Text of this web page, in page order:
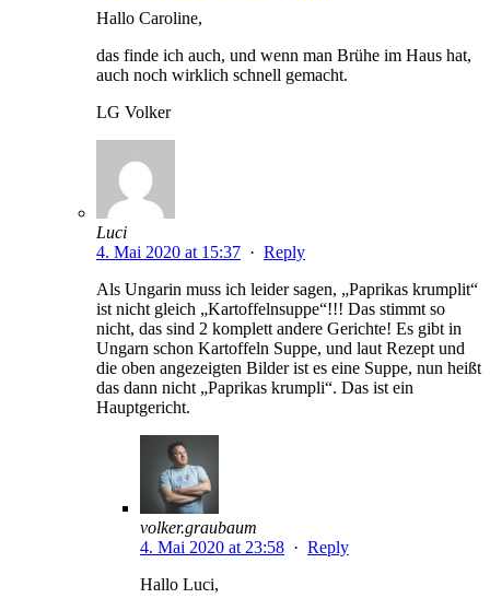
Hallo Caroline,
das finde ich auch, und wenn man Brühe im Haus hat,
auch noch wirklich schnell gemacht.
LG Volker
Luci
4. Mai 2020 at 15:37 · Reply
Als Ungarin muss ich leider sagen, „Paprikas krumplit“
ist nicht gleich „Kartoffelnsuppe“!!! Das stimmt so
nicht, das sind 2 komplett andere Gerichte! Es gibt in
Ungarn schon Kartoffeln Suppe, und laut Rezept und
die oben angezeigten Bilder ist es eine Suppe, nun heißt
das dann nicht „Paprikas krumpli“. Das ist ein
Hauptgericht.
volker.graubaum
4. Mai 2020 at 23:58 · Reply
Hallo Luci,